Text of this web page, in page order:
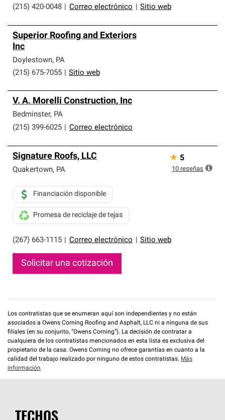
(215) 420-0048
Correo electrónico Sitio web
Superior Roofing and Exteriors
Inc
Doylestown, PA
(215) 675-7055
Sitio web
V. A. Morelli Construction, Inc
Bedminster, PA
(215) 399-6025
Correo electrónico
Signature Roofs, LLC
Quakertown, PA
(267) 663-1115 Correo electrónico Sitio web
Financiación disponible
Promesa de reciclaje de tejas
Solicitar una cotización
★ 5
10 reseñas
Los contratistas que se enumeran aquí son independientes y no están
asociados a Owens Corning Roofing and Asphalt, LLC ni a ninguna de sus
filiales (en su conjunto, “Owens Corning”). La decisión de contratar a
cualquiera de los contratistas mencionados en esta lista es exclusiva del
propietario de la casa. Owens Corning no ofrece garantías en cuanto a la
calidad del trabajo realizado por ninguno de estos contratistas. Más
información
TECHOS